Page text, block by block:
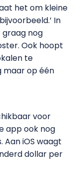
het om kleine
In
nog
Ook hoopt
te
maar op één
voor
app ook nog
Aan iOS waagt
dollar per